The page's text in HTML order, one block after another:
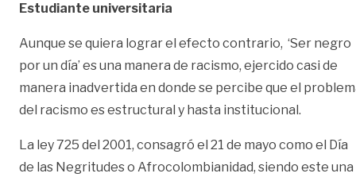
Estudiante universitaria
Aunque se quiera lograr el efecto contrario, ‘Ser negro
por un día’ es una manera de racismo, ejercido casi de
manera inadvertida en donde se percibe que el
del racismo es estructural y hasta institucional.
La ley 725 del 2001, consagró el 21 de mayo como el Día
de las Negritudes o Afrocolombianidad, siendo este una